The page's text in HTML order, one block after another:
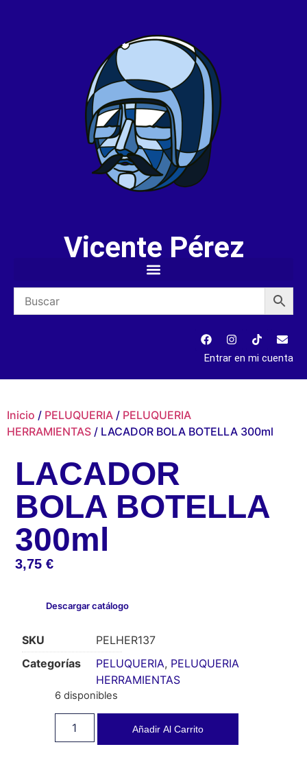
Vicente Pérez
Entrar en mi cuenta
Inicio / PELUQUERIA / PELUQUERIA
HERRAMIENTAS / LACADOR BOLA BOTELLA 300ml
LACADOR
BOLA BOTELLA
300ml
3,75€
Descargar catálogo
SKU
PELHER137
Categorías
PELUQUERIA, PELUQUERIA
HERRAMIENTAS
6 disponibles
Añadir Al Carrito